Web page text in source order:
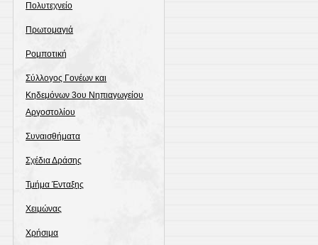
Πολυτεχνείο
Πρωτομαγιά
Ρομποτική
Σύλλογος Γονέων και
Κηδεμόνων 3ου Νηπιαγωγείου
Αργοστολίου
Συναισθήματα
Σχέδια Δράσης
Τμήμα Ένταξης
Χειμώνας
Χρήσιμα